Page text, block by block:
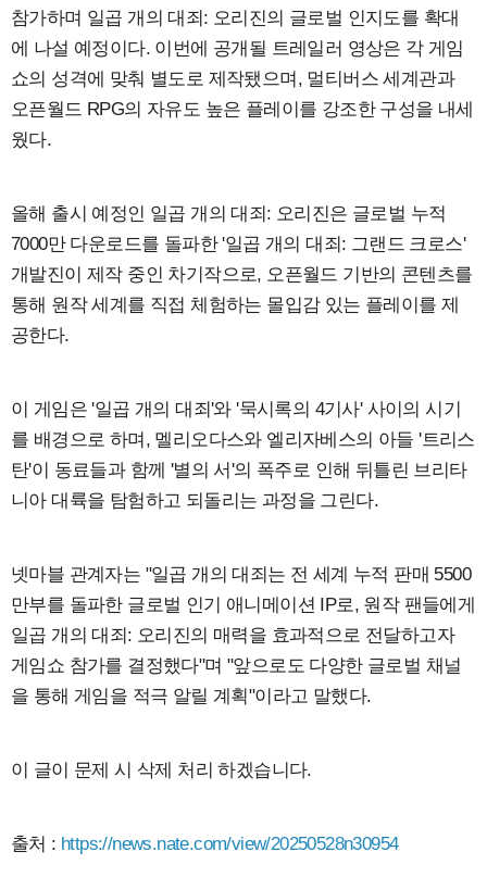
참가하며 일곱 개의 대죄: 오리진의 글로벌 인지도를 확대
에 나설 예정이다. 이번에 공개될 트레일러 영상은 각 게임
쇼의 성격에 맞춰 별도로 제작됐으며, 멀티버스 세계관과
오픈월드 RPG의 자유도 높은 플레이를 강조한 구성을 내세
웠다.
올해 출시 예정인 일곱 개의 대죄: 오리진은 글로벌 누적
7000만 다운로드를 돌파한 '일곱 개의 대죄: 그랜드 크로스'
개발진이 제작 중인 차기작으로, 오픈월드 기반의 콘텐츠를
통해 원작 세계를 직접 체험하는 몰입감 있는 플레이를 제
공한다.
이 게임은 '일곱 개의 대죄'와 '묵시록의 4기사' 사이의 시기
를 배경으로 하며, 멜리오다스와 엘리자베스의 아들 '트리스
탄'이 동료들과 함께 '별의 서'의 폭주로 인해 뒤틀린 브리타
니아 대륙을 탐험하고 되돌리는 과정을 그린다.
넷마블 관계자는 "일곱 개의 대죄는 전 세계 누적 판매 5500
만부를 돌파한 글로벌 인기 애니메이션 IP로, 원작 팬들에게
일곱 개의 대죄: 오리진의 매력을 효과적으로 전달하고자
게임쇼 참가를 결정했다"며 "앞으로도 다양한 글로벌 채널
을 통해 게임을 적극 알릴 계획"이라고 말했다.
이 글이 문제 시 삭제 처리 하겠습니다.
출처 : https://news.nate.com/view/20250528n30954